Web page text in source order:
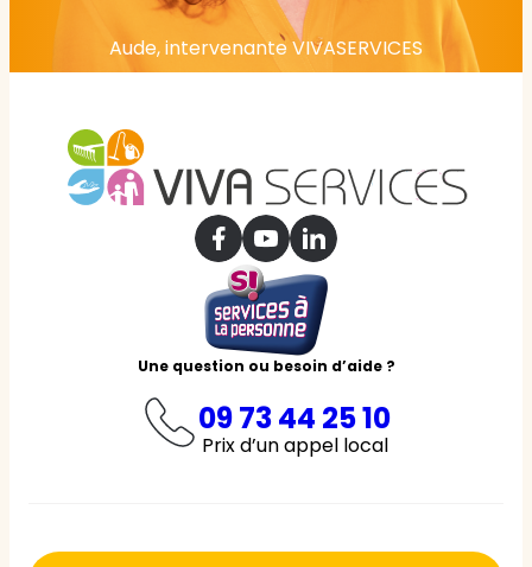
Aude, intervenante VIVASERVICES
Une question ou besoin d’aide ?
09 73 44 25 10
Prix d’un appel local